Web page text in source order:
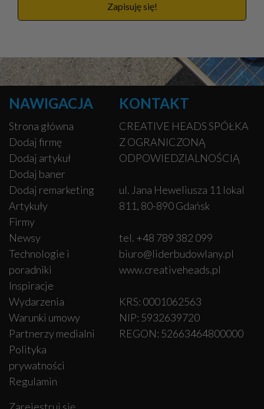
Zapisuję się!
NAWIGACJA
Strona główna
Dodaj firmę
Dodaj artykuł
Dodaj baner
Dodaj remarketing
Artykuły
Firmy
Newsy
Technologie i
poradniki
Inspiracje
Wydarzenia
Warunki umowy
Partnerzy medialni
Polityka
prywatności
Regulamin
KONTAKT
CREATIVE HEADS SPÓŁKA
Z OGRANICZONĄ
ODPOWIEDZIALNOŚCIĄ
ul. Jana Heweliusza 11 lokal
811, 80-890 Gdańsk
tel. +48 789 382 099
biuro@liderbudowlany.pl
www.creativeheads.pl
KRS: 0001062563
NIP: 5932639720
REGON: 52663464800000